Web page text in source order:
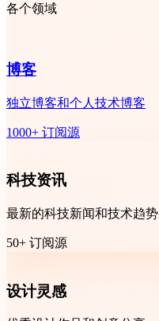
各个领域
博客
独立博客和个人技术博客
1000+ 订阅源
科技资讯
最新的科技新闻和技术趋势
50+ 订阅源
设计灵感